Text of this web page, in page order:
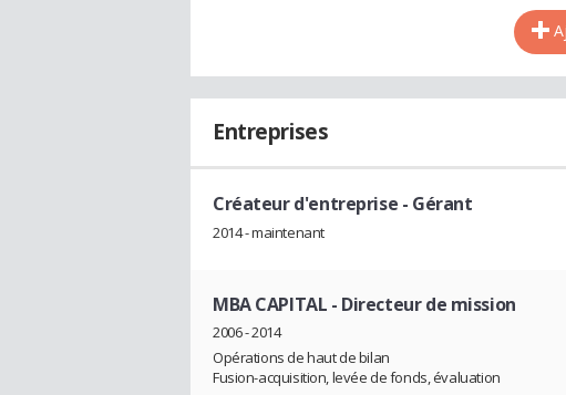
Entreprises
Créateur d'entreprise - Gérant
2014 - maintenant
MBA CAPITAL - Directeur de mission
2006 - 2014
Opérations de haut de bilan
Fusion-acquisition, levée de fonds, évaluation